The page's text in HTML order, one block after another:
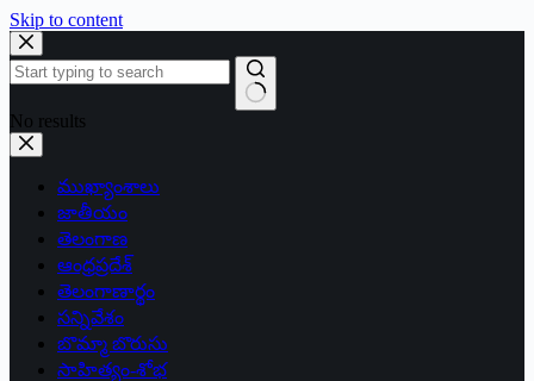
Skip to content
No results
ముఖ్యాంశాలు
జాతీయం
తెలంగాణ
ఆంధ్రప్రదేశ్
తెలంగాణార్థం
సన్నివేశం
బొమ్మా బొరుసు
సాహిత్యం-శోభ